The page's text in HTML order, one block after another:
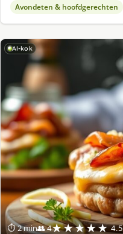
Avondeten & hoofdgerechten
AI-kok
⏱ 2 min👥 4★★★★★